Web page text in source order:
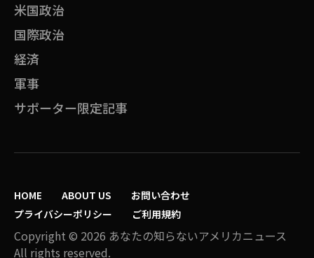
米国政治
国際政治
経済
軍事
サポーター限定記事
HOME ABOUT US
お問い合わせ
プライバシーポリシー
ご利用規約
Copyright © 2026 あなたの知らないアメリカニュース
All rights reserved.